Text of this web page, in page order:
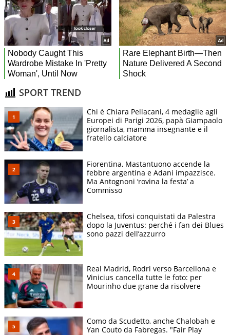
SPORT TREND
Chi è Chiara Pellacani, 4 medaglie agli
Europei di Parigi 2026, papà Giampaolo
giornalista, mamma insegnante e il
fratello calciatore
Fiorentina, Mastantuono accende la
febbre argentina e Adani impazzisce.
Ma Antognoni ‘rovina la festa’ a
Commisso
Chelsea, tifosi conquistati da Palestra
dopo la Juventus: perché i fan dei Blues
sono pazzi dell’azzurro
Real Madrid, Rodri verso Barcellona e
Vinicius cancella tutte le foto: per
Mourinho due grane da risolvere
Como da Scudetto, anche Chalobah e
Yan Couto da Fabregas. "Fair Play